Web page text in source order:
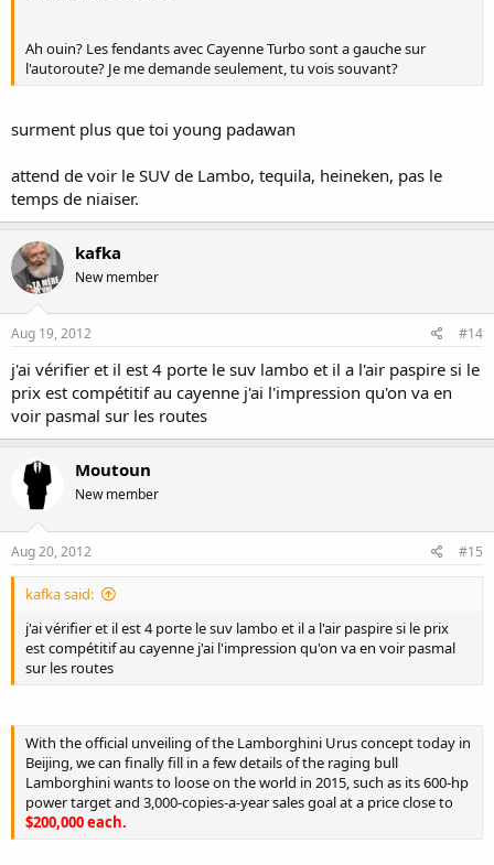
Ah ouin? Les fendants avec Cayenne Turbo sont a gauche sur
l'autoroute? Je me demande seulement, tu vois souvant?
surment plus que toi young padawan
attend de voir le SUV de Lambo, tequila, heineken, pas le
temps de niaiser.
kafka
New member
Aug 19, 2012 #14
j'ai vérifier et il est 4 porte le suv lambo et il a l'air paspire si le
prix est compétitif au cayenne j'ai l'impression qu'on va en
voir pasmal sur les routes
Moutoun
New member
Aug 20, 2012 #15
kafka said:
j'ai vérifier et il est 4 porte le suv lambo et il a l'air paspire si le prix
est compétitif au cayenne j'ai l'impression qu'on va en voir pasmal
sur les routes
With the official unveiling of the Lamborghini Urus concept today in
Beijing, we can finally fill in a few details of the raging bull
Lamborghini wants to loose on the world in 2015, such as its 600-hp
power target and 3,000-copies-a-year sales goal at a price close to
$200,000 each.